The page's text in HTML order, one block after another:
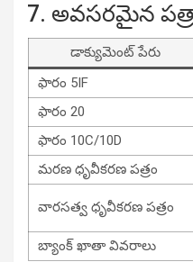
7. అవసరమైన
డాక్యుమెంట్ పేరు
ఫారం 5IF
ఫారం 20
ఫారం 10C/10D
మరణ ధృవీకరణ పత్రం
వారసత్వ ధృవీకరణ పత్రం
బ్యాంక్ ఖాతా వివరాలు